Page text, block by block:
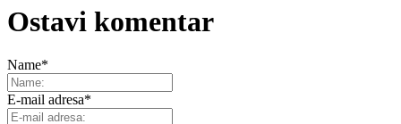
Ostavi komentar
Name*
E-mail adresa*